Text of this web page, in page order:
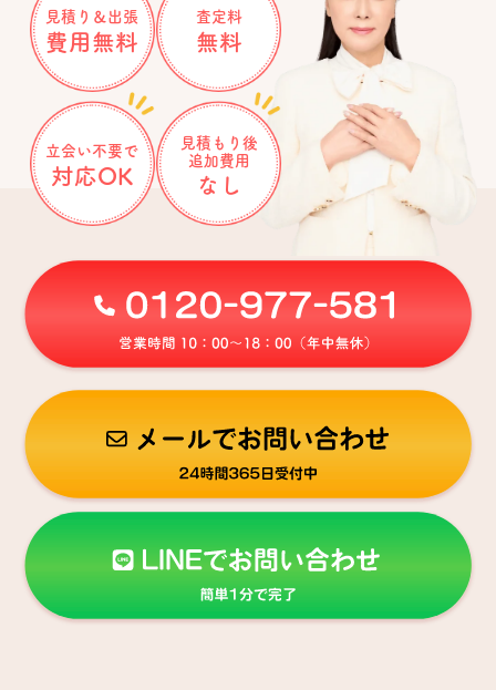
見積り＆出張
費用無料
査定料
無料
立会い不要で
対応OK
見積もり後
追加費用
なし